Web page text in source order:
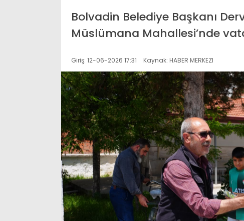
Bolvadin Belediye Başkanı
Müslümana Mahallesi’nde
Giriş: 12-06-2026 17:31 Kaynak: HABER MERKEZI